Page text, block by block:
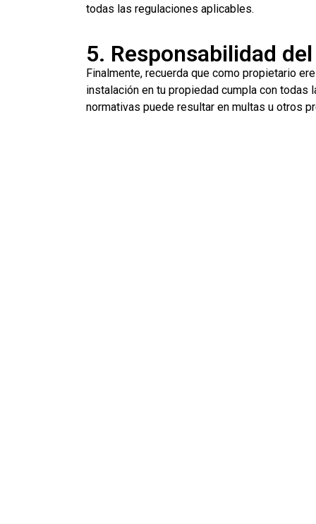
todas las regulaciones aplicables.
5. Responsabilidad
Finalmente, recuerda que como propietario
instalación en tu propiedad cumpla con
normativas puede resultar en multas u otros